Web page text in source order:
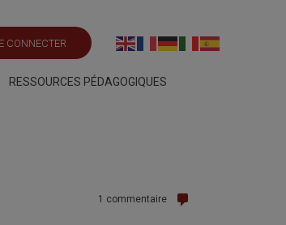
CONNECTER
RESSOURCES PÉDAGOGIQUES
1 commentaire